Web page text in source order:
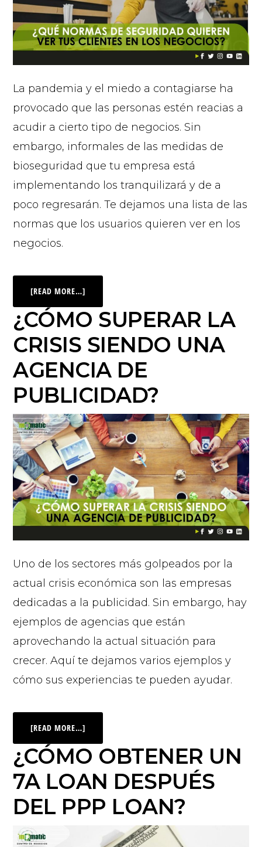
La pandemia y el miedo a contagiarse ha
provocado que las personas estén reacias a
acudir a cierto tipo de negocios. Sin
embargo, informales de las medidas de
bioseguridad que tu empresa está
implementando los tranquilizará y de a
poco regresarán. Te dejamos una lista de las
normas que los usuarios quieren ver en los
negocios.
[READ MORE…]
¿CÓMO SUPERAR LA
CRISIS SIENDO UNA
AGENCIA DE
PUBLICIDAD?
Uno de los sectores más golpeados por la
actual crisis económica son las empresas
dedicadas a la publicidad. Sin embargo, hay
ejemplos de agencias que están
aprovechando la actual situación para
crecer. Aquí te dejamos varios ejemplos y
cómo sus experiencias te pueden ayudar.
[READ MORE…]
¿CÓMO OBTENER UN
7A LOAN DESPUÉS
DEL PPP LOAN?